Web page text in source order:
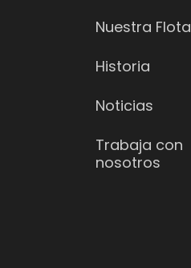
Nuestra Flota
Historia
Noticias
Trabaja con
nosotros